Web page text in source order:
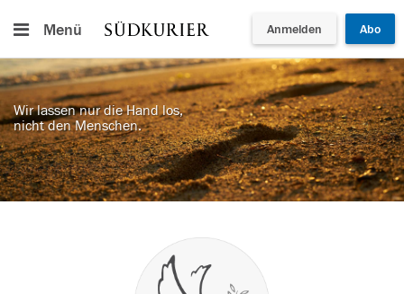
Menü Anmelden Abo
Wir lassen nur die Hand los,
nicht den Menschen.